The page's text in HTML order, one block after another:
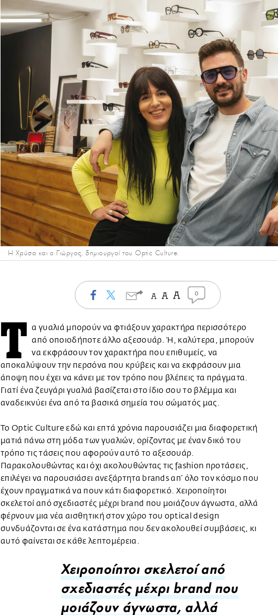
Η Χρύσα και ο Γιώργος, δημιουργοί του Optic Culture.
0
Τ α γυαλιά μπορούν να φτιάξουν χαρακτήρα περισσότερο
από οποιοδήποτε άλλο αξεσουάρ. Ή, καλύτερα, μπορούν
να εκφράσουν τον χαρακτήρα που επιθυμείς, να
αποκαλύψουν την περσόνα που κρύβεις και να εκφράσουν μια
άποψη που έχει να κάνει με τον τρόπο που βλέπεις τα πράγματα.
Γιατί ένα ζευγάρι γυαλιά βασίζεται στο ίδιο σου το βλέμμα και
αναδεικνύει ένα από τα βασικά σημεία του σώματός μας.
To Optic Culture εδώ και επτά χρόνια παρουσιάζει μια διαφορετική
ματιά πάνω στη μόδα των γυαλιών, ορίζοντας με έναν δικό του
τρόπο τις τάσεις που αφορούν αυτό το αξεσουάρ.
Παρακολουθώντας και όχι ακολουθώντας τις fashion προτάσεις,
επιλέγει να παρουσιάσει ανεξάρτητα brands απ’ όλο τον κόσμο που
έχουν πραγματικά να πουν κάτι διαφορετικό. Χειροποίητοι
σκελετοί από σχεδιαστές μέχρι brand που μοιάζουν άγνωστα, αλλά
φέρνουν μια νέα αισθητική στον χώρο του optical design
συνδυάζονται σε ένα κατάστημα που δεν ακολουθεί συμβάσεις, κι
αυτό φαίνεται σε κάθε λεπτομέρεια.
Χειροποίητοι σκελετοί από
σχεδιαστές μέχρι brand που
μοιάζουν άγνωστα, αλλά